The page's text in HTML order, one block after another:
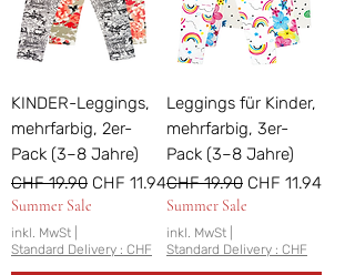
KINDER-Leggings,
mehrfarbig, 2er-
Pack (3–8 Jahre)
Standardpreis
CHF 19.90 Sale-Preis
CHF 11.94
Summer Sale
inkl. MwSt
Standard Delivery : CHF
Leggings für Kinder,
mehrfarbig, 3er-
Pack (3–8 Jahre)
Standardpreis
CHF 19.90 Sale-Preis
CHF 11.94
Summer Sale
inkl. MwSt
Standard Delivery : CHF